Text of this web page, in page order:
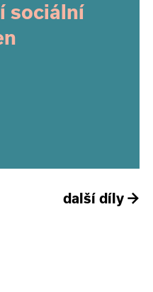
sociální
další díly →